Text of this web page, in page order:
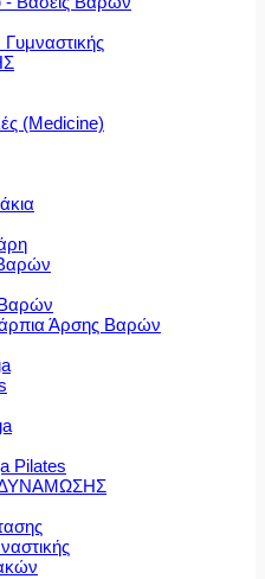
(Medicine)
Άρσης Βαρών
Pilates